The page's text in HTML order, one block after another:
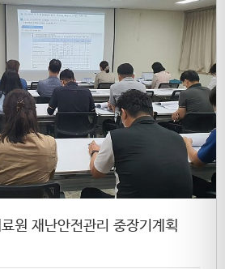
원 재난안전관리 중장기계획